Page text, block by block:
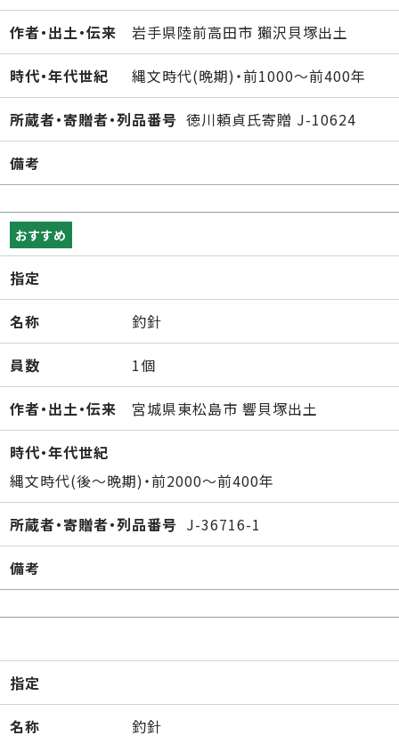
作者・出土・伝来 岩手県陸前高田市 獺沢貝塚出土
時代・年代世紀 縄文時代(晩期)・前1000～前400年
所蔵者・寄贈者・列品番号 徳川頼貞氏寄贈 J-10624
備考
おすすめ
指定
名称 釣針
員数 1個
作者・出土・伝来 宮城県東松島市 響貝塚出土
時代・年代世紀
縄文時代(後～晩期)・前2000～前400年
所蔵者・寄贈者・列品番号 J-36716-1
備考
指定
名称 釣針